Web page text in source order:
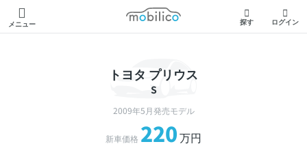
メニュー
モビリコ
探す ログイン
トヨタ プリウス
S
2009年5月発売モデル
新車価格 220万円